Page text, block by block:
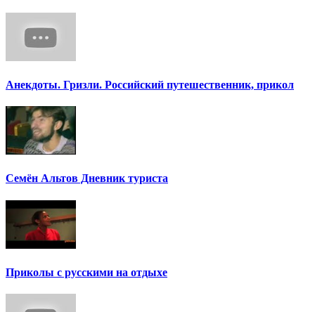
Анекдоты. Гризли. Российский путешественник, прикол
Семён Альтов Дневник туриста
Приколы с русскими на отдыхе